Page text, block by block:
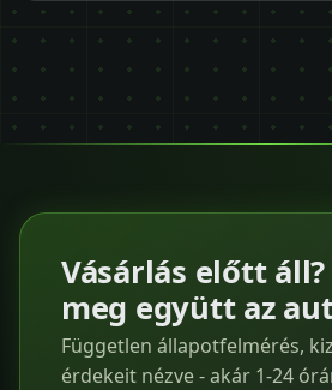
Vásárlás előtt
meg együtt az
Független állapotfelmérés,
érdekeit nézve - akár 1-24